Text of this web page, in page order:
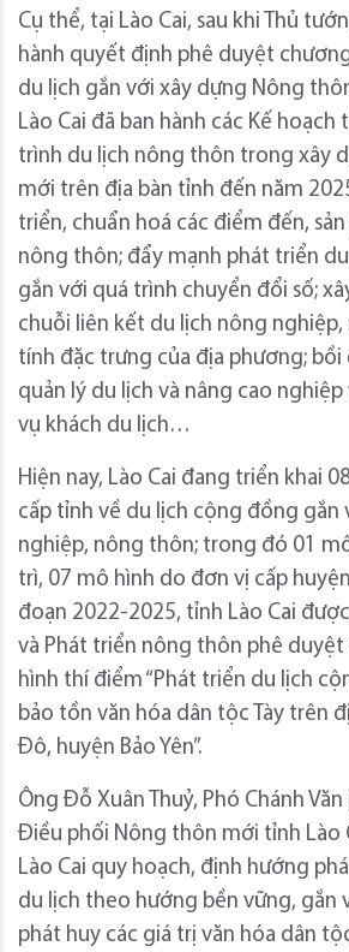
Cụ thể, tại Lào Cai, sau khi Thủ
hành quyết định phê duyệt
du lịch gắn với xây dựng Nông
Lào Cai đã ban hành các Kế hoạch
trình du lịch nông thôn trong xây
mới trên địa bàn tỉnh đến năm
triển, chuẩn hoá các điểm đến,
nông thôn; đẩy mạnh phát triển
gắn với quá trình chuyển đổi số;
chuỗi liên kết du lịch nông
tính đặc trưng của địa phương; bồi
quản lý du lịch và nâng cao nghiệp
vụ khách du lịch…
Hiện nay, Lào Cai đang triển khai
cấp tỉnh về du lịch cộng đồng gắn
nghiệp, nông thôn; trong đó 01
trì, 07 mô hình do đơn vị cấp
đoạn 2022-2025, tỉnh Lào Cai
và Phát triển nông thôn phê
hình thí điểm “Phát triển du lịch
bảo tồn văn hóa dân tộc Tày trên
Đô, huyện Bảo Yên”.
Ông Đỗ Xuân Thuỷ, Phó Chánh
Điều phối Nông thôn mới tỉnh Lào
Lào Cai quy hoạch, định hướng
du lịch theo hướng bền vững, gắn
phát huy các giá trị văn hóa dân